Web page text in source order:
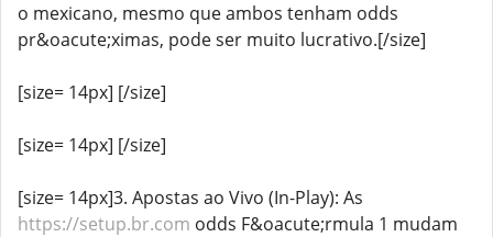
o mexicano, mesmo que ambos tenham odds
pr&oacute;ximas, pode ser muito lucrativo.[/size]
[size= 14px] [/size]
[size= 14px] [/size]
[size= 14px]3. Apostas ao Vivo (In-Play): As
https://setup.br.com odds F&oacute;rmula 1 mudam